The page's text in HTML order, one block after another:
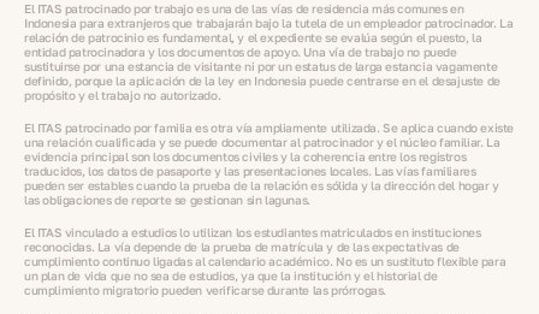
El ITAS patrocinado por trabajo es una de las vías de residencia más comunes en
Indonesia para extranjeros que trabajarán bajo la tutela de un empleador patrocinador. La
relación de patrocinio es fundamental, y el expediente se evalúa según el puesto, la
entidad patrocinadora y los documentos de apoyo. Una vía de trabajo no puede
sustituirse por una estancia de visitante ni por un estatus de larga estancia vagamente
definido, porque la aplicación de la ley en Indonesia puede centrarse en el desajuste de
propósito y el trabajo no autorizado.
El ITAS patrocinado por familia es otra vía ampliamente utilizada. Se aplica cuando existe
una relación cualificada y se puede documentar al patrocinador y el núcleo familiar. La
evidencia principal son los documentos civiles y la coherencia entre los registros
traducidos, los datos de pasaporte y las presentaciones locales. Las vías familiares
pueden ser estables cuando la prueba de la relación es sólida y la dirección del hogar y
las obligaciones de reporte se gestionan sin lagunas.
El ITAS vinculado a estudios lo utilizan los estudiantes matriculados en instituciones
reconocidas. La vía depende de la prueba de matrícula y de las expectativas de
cumplimiento continuo ligadas al calendario académico. No es un sustituto flexible para
un plan de vida que no sea de estudios, ya que la institución y el historial de
cumplimiento migratorio pueden verificarse durante las prórrogas.